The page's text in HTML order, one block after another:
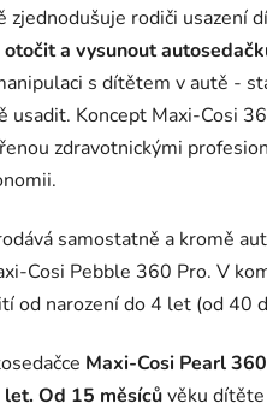
rodiči usazení
a vysunout
s dítětem v autě -
Koncept Maxi-Cosi
zdravotnickými
samostatně a kromě
Cosi Pebble 360 Pro. V
od narození do 4 let (od 40
Maxi-Cosi Pearl
Od 15 měsícůvěku